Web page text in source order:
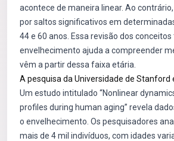
acontece de maneira linear. Ao
por saltos significativos em
44 e 60 anos. Essa revisão dos
envelhecimento ajuda a compreender
vêm a partir dessa faixa etária.
A pesquisa da Universidade de Stanford
Um estudo intitulado “Nonlinear
profiles during human aging” revela
o envelhecimento. Os pesquisadores
mais de 4 mil indivíduos, com idades